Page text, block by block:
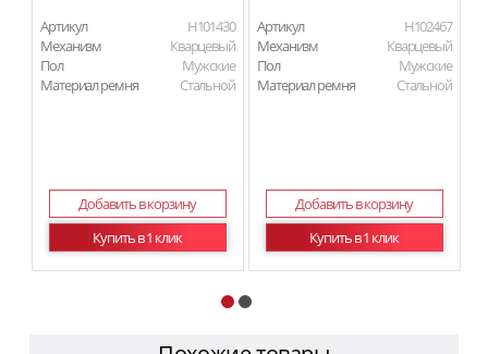
Артикул
H101430
Механизм
Кварцевый
Пол
Мужские
Материал ремня
Стальной
Добавить в корзину
Купить в 1 клик
Артикул
H102467
Механизм
Кварцевый
Пол
Мужские
Материал ремня
Стальной
Добавить в корзину
Купить в 1 клик